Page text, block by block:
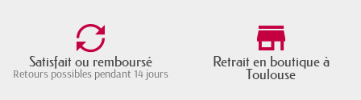
Satisfait ou remboursé
Retours possibles pendant 14 jours
Retrait en boutique à
Toulouse